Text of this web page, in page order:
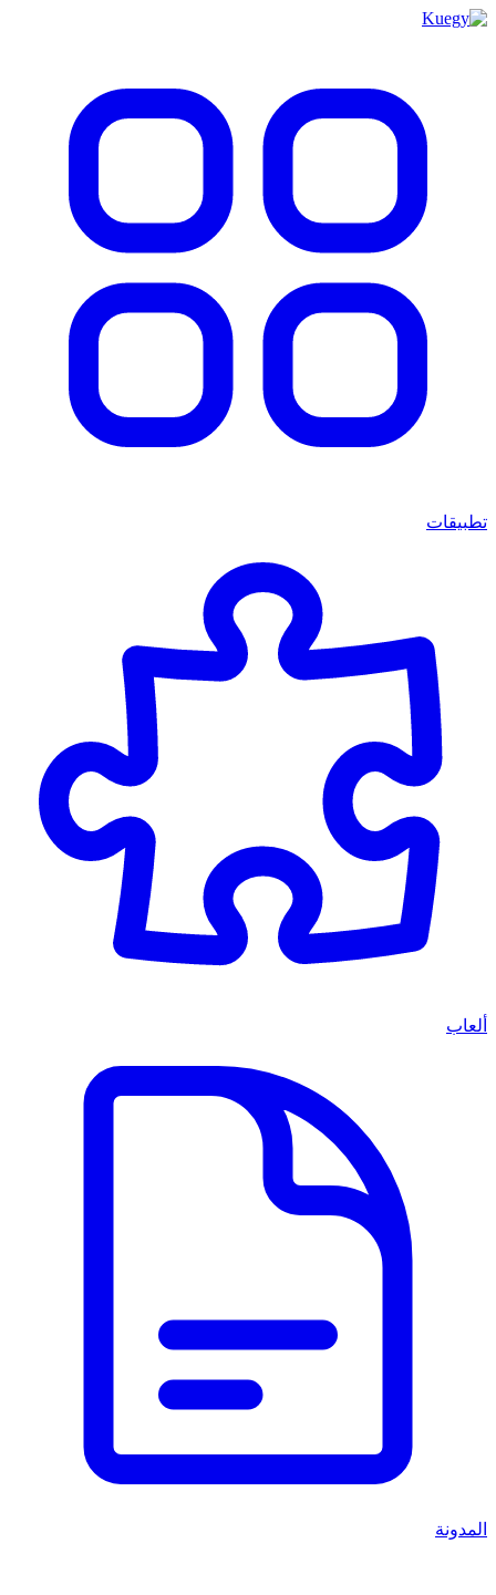
تطبيقات
ألعاب
المدونة